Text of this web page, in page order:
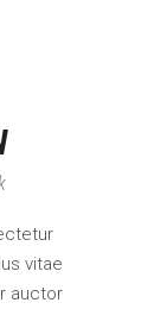
vitae
auctor